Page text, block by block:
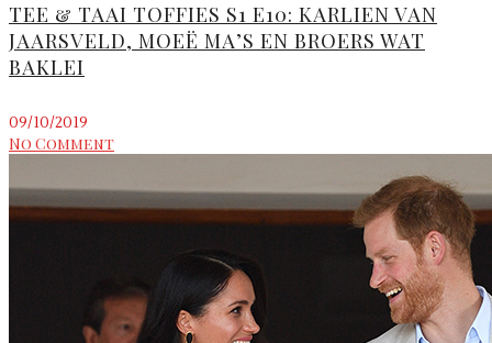
TEE & TAAI TOFFIES S1 E10: KARLIEN VAN
JAARSVELD, MOEË MA’S EN BROERS WAT
BAKLEI
09/10/2019
No Comment